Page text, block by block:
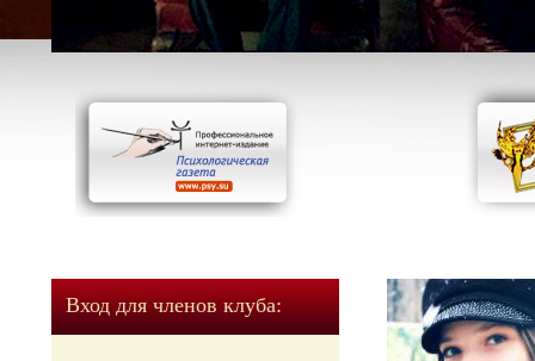
Вход для членов клуба: